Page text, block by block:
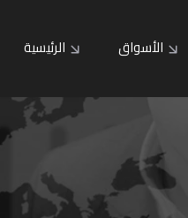
الرئيسية الأسواق